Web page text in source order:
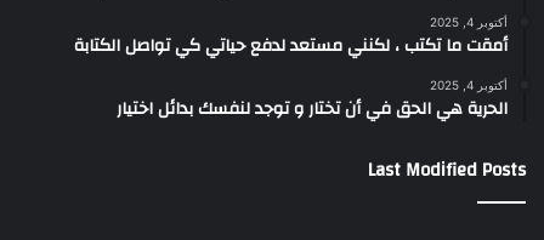
أكتوبر 4, 2025
أمقت ما تكتب ، لكنني مستعد لدفع حياتي كي تواصل الكتابة
أكتوبر 4, 2025
الحرية هي الحق في أن تختار و توجد لنفسك بدائل اختيار
Last Modified Posts